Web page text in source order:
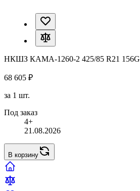
НКШЗ КАМА-1260-2 425/85 R21 156G
68 605 ₽
за 1 шт.
Под заказ
4+
21.08.2026
В корзину